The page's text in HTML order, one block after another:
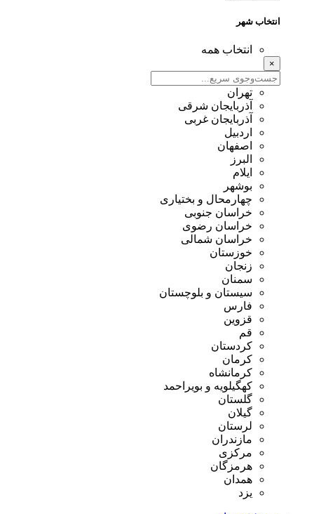
انتخاب شهر
انتخاب همه
×
تهران
آذربایجان شرقی
آذربایجان غربی
اردبیل
اصفهان
البرز
ایلام
بوشهر
چهارمحال و بختیاری
خراسان جنوبی
خراسان رضوی
خراسان شمالی
خوزستان
زنجان
سمنان
سیستان و بلوچستان
فارس
قزوین
قم
کردستان
کرمان
کرمانشاه
کهگیلویه و بویراحمد
گلستان
گیلان
لرستان
مازندران
مرکزی
هرمزگان
همدان
یزد